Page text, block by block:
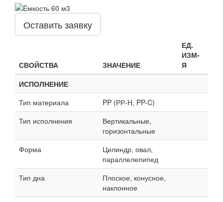
Оставить заявку
СВОЙСТВА ЗНАЧЕНИЕ
ЕД.
ИЗМ-
Я
ИСПОЛНЕНИЕ
Тип материала
PP (РР-H, PP-C)
Тип исполнения
Вертикальные,
горизонтальные
Форма
Цилиндр, овал,
параллелепипед
Тип дна
Плоское, конусное,
наклонное